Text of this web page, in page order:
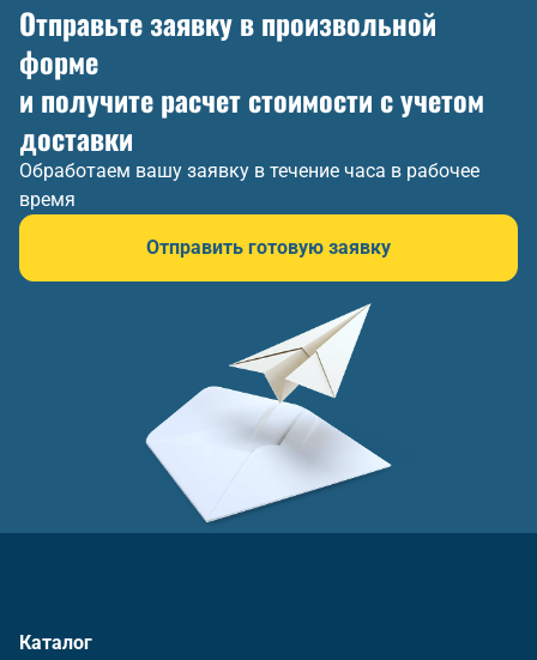
Отправьте заявку в произвольной
форме
и получите расчет стоимости с учетом
доставки
Обработаем вашу заявку в течение часа в рабочее
время
Отправить готовую заявку
Каталог